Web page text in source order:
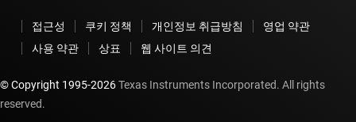
접근성 쿠키 정책 개인정보 취급방침
영업 약관
사용 약관
상표 웹 사이트 의견
© Copyright 1995-2026Texas Instruments Incorporated. All rights
reserved.